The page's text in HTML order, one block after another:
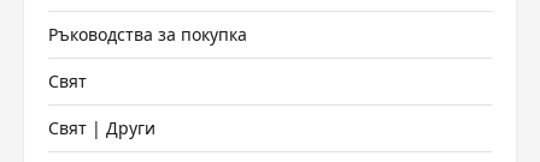
Ръководства за покупка
Свят
Свят | Други